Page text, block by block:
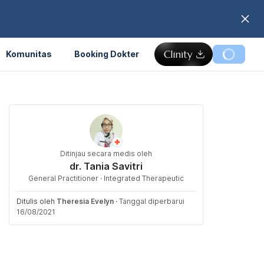
Komunitas Booking Dokter
Ditinjau secara medis oleh
dr. Tania Savitri
General Practitioner · Integrated Therapeutic
Ditulis oleh Theresia Evelyn · Tanggal diperbarui
16/08/2021